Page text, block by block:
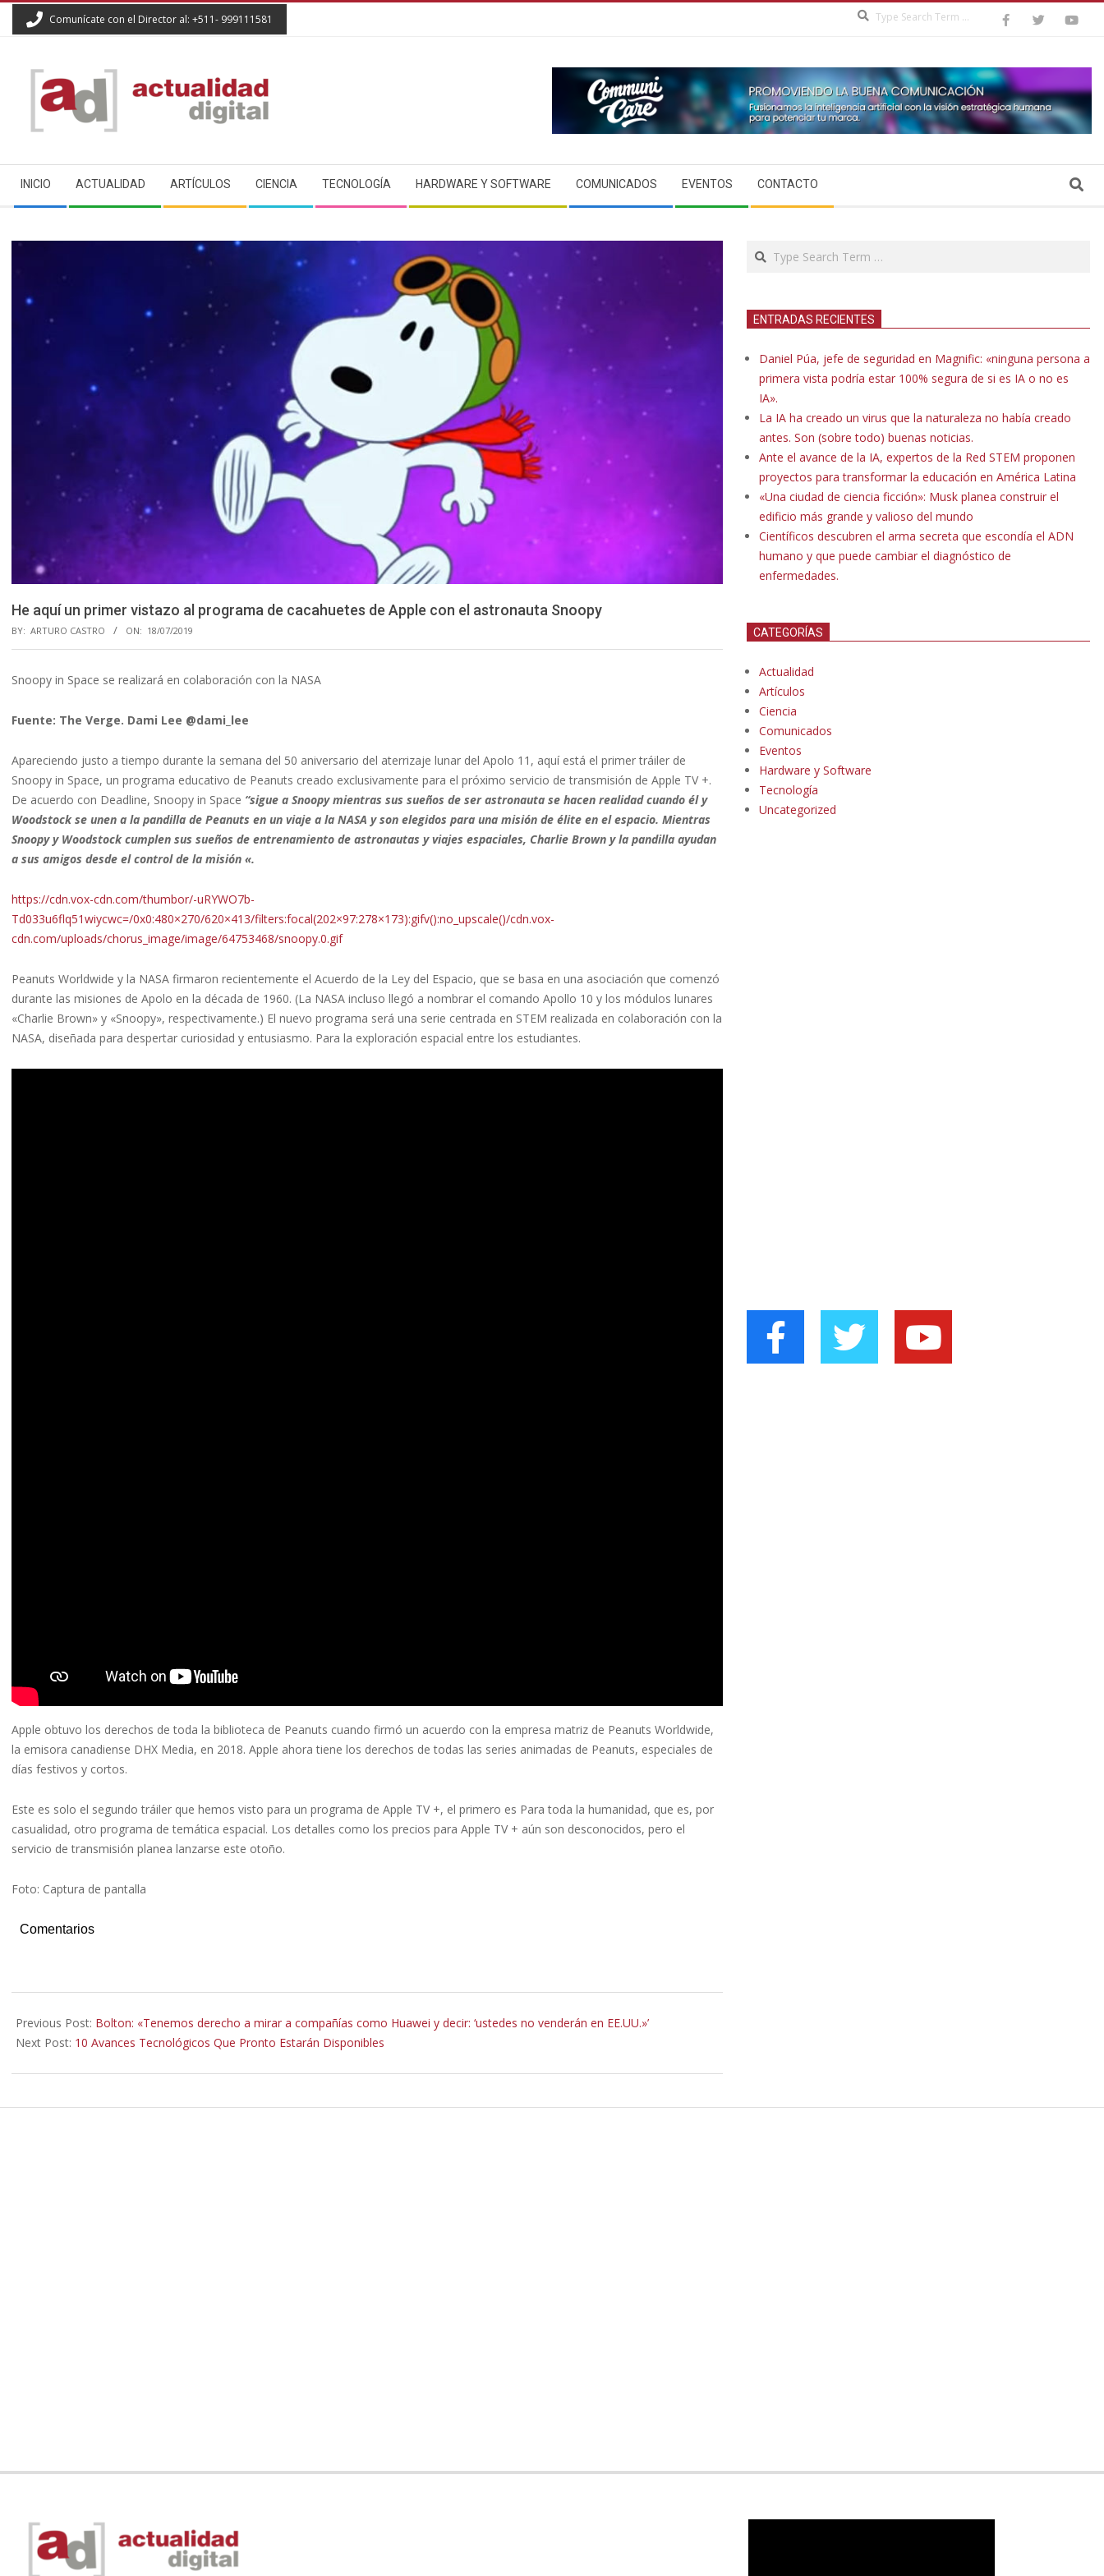
Comunícate con el Director al: +511- 999111581
ACTUALIDAD
DIGITAL
Navigation
Menu
INICIO ACTUALIDAD ARTÍCULOS CIENCIA TECNOLOGÍA HARDWARE Y SOFTWARE COMUNICADOS EVENTOS CONTACTO Search
He aquí un primer vistazo al programa de cacahuetes de Apple con el astronauta Snoopy
BY: ARTURO CASTRO ON: 18/07/2019
Snoopy in Space se realizará en colaboración con la NASA
Fuente: The Verge. Dami Lee @dami_lee
Apareciendo justo a tiempo durante la semana del 50 aniversario del aterrizaje lunar del Apolo 11, aquí está el primer tráiler de
Snoopy in Space, un programa educativo de Peanuts creado exclusivamente para el próximo servicio de transmisión de Apple TV +.
De acuerdo con Deadline, Snoopy in Space “sigue a Snoopy mientras sus sueños de ser astronauta se hacen realidad cuando él y
Woodstock se unen a la pandilla de Peanuts en un viaje a la NASA y son elegidos para una misión de élite en el espacio. Mientras
Snoopy y Woodstock cumplen sus sueños de entrenamiento de astronautas y viajes espaciales, Charlie Brown y la pandilla ayudan
a sus amigos desde el control de la misión «.
https://cdn.vox-cdn.com/thumbor/-uRYWO7b-
Td033u6flq51wiycwc=/0x0:480×270/620×413/filters:focal(202×97:278×173):gifv():no_upscale()/cdn.vox-
cdn.com/uploads/chorus_image/image/64753468/snoopy.0.gif
Peanuts Worldwide y la NASA firmaron recientemente el Acuerdo de la Ley del Espacio, que se basa en una asociación que comenzó
durante las misiones de Apolo en la década de 1960. (La NASA incluso llegó a nombrar el comando Apollo 10 y los módulos lunares
«Charlie Brown» y «Snoopy», respectivamente.) El nuevo programa será una serie centrada en STEM realizada en colaboración con la
NASA, diseñada para despertar curiosidad y entusiasmo. Para la exploración espacial entre los estudiantes.
Apple obtuvo los derechos de toda la biblioteca de Peanuts cuando firmó un acuerdo con la empresa matriz de Peanuts Worldwide,
la emisora ​​canadiense DHX Media, en 2018. Apple ahora tiene los derechos de todas las series animadas de Peanuts, especiales de
días festivos y cortos.
Este es solo el segundo tráiler que hemos visto para un programa de Apple TV +, el primero es Para toda la humanidad, que es, por
casualidad, otro programa de temática espacial. Los detalles como los precios para Apple TV + aún son desconocidos, pero el
servicio de transmisión planea lanzarse este otoño.
Foto: Captura de pantalla
Comentarios
07-
18
Previous Post: Bolton: «Tenemos derecho a mirar a compañías como Huawei y decir: ‘ustedes no venderán en EE.UU.»’
Next Post: 10 Avances Tecnológicos Que Pronto Estarán Disponibles
Search
ENTRADAS RECIENTES
Daniel Púa, jefe de seguridad en Magnific: «ninguna persona a
primera vista podría estar 100% segura de si es IA o no es
IA».
La IA ha creado un virus que la naturaleza no había creado
antes. Son (sobre todo) buenas noticias.
Ante el avance de la IA, expertos de la Red STEM proponen
proyectos para transformar la educación en América Latina
«Una ciudad de ciencia ficción»: Musk planea construir el
edificio más grande y valioso del mundo
Científicos descubren el arma secreta que escondía el ADN
humano y que puede cambiar el diagnóstico de
enfermedades.
CATEGORÍAS
Actualidad
Artículos
Ciencia
Comunicados
Eventos
Hardware y Software
Tecnología
Uncategorized